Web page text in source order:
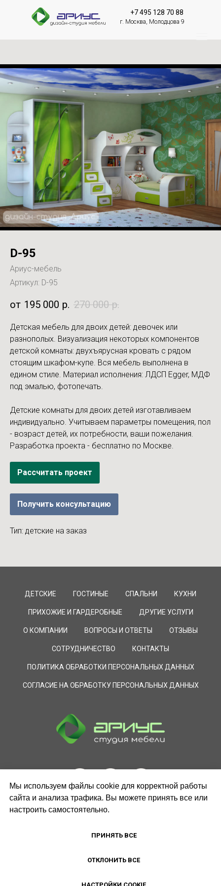
+7 495 128 70 88
г. Москва, Молодцова 9
D-95
Ариус-мебель
Артикул: D-95
195 000 р. 270 000 р.
Детская мебель для двоих детей: девочек или
разнополых. Визуализация некоторых компонентов
детской комнаты: двухъярусная кровать с рядом
стоящим шкафом-купе. Вся мебель выполнена в
едином стиле. Материал исполнения: ЛДСП Egger, МДФ
под эмалью, фотопечать.
Детские комнаты для двоих детей изготавливаем
индивидуально. Учитываем параметры помещения, пол
- возраст детей, их потребности, ваши пожелания.
Разработка проекта - бесплатно по Москве.
Рассчитать проект
Получить консультацию
Тип: детские на заказ
ДЕТСКИЕ ГОСТИНЫЕ СПАЛЬНИ КУХНИ
ПРИХОЖИЕ И ГАРДЕРОБНЫЕ ДРУГИЕ УСЛУГИ
О КОМПАНИИ ВОПРОСЫ И ОТВЕТЫ ОТЗЫВЫ
СОТРУДНИЧЕСТВО КОНТАКТЫ
ПОЛИТИКА ОБРАБОТКИ ПЕРСОНАЛЬНЫХ ДАННЫХ
СОГЛАСИЕ НА ОБРАБОТКУ ПЕРСОНАЛЬНЫХ ДАННЫХ
Мы используем файлы cookie для корректной работы
сайта и анализа трафика. Вы можете принять все или
настроить самостоятельно.
ПРИНЯТЬ ВСЕ
ОТКЛОНИТЬ ВСЕ